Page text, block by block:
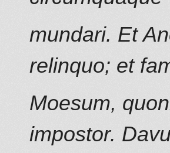
mundari. Et
relinquo; et
Moesum,
impostor.